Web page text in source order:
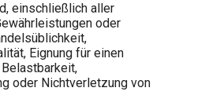
einschließlich aller
oder
Eignung für einen
oder Nichtverletzung von